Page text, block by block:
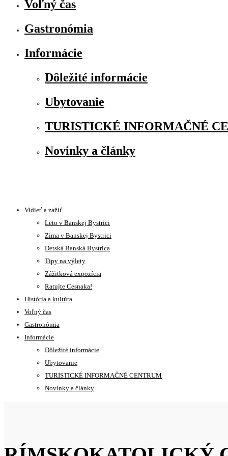
Voľný čas
Gastronómia
Informácie
Dôležité informácie
Ubytovanie
TURISTICKÉ INFORMAČNÉ
Novinky a články
Vidieť a zažiť
Leto v Banskej Bystrici
Zima v Banskej Bystrici
Detská Banská Bystrica
Tipy na výlety
Zážitková expozícia
Ratujte Cesnaka!
História a kultúra
Voľný čas
Gastronómia
Informácie
Dôležité informácie
Ubytovanie
TURISTICKÉ INFORMAČNÉ CENTRUM
Novinky a články